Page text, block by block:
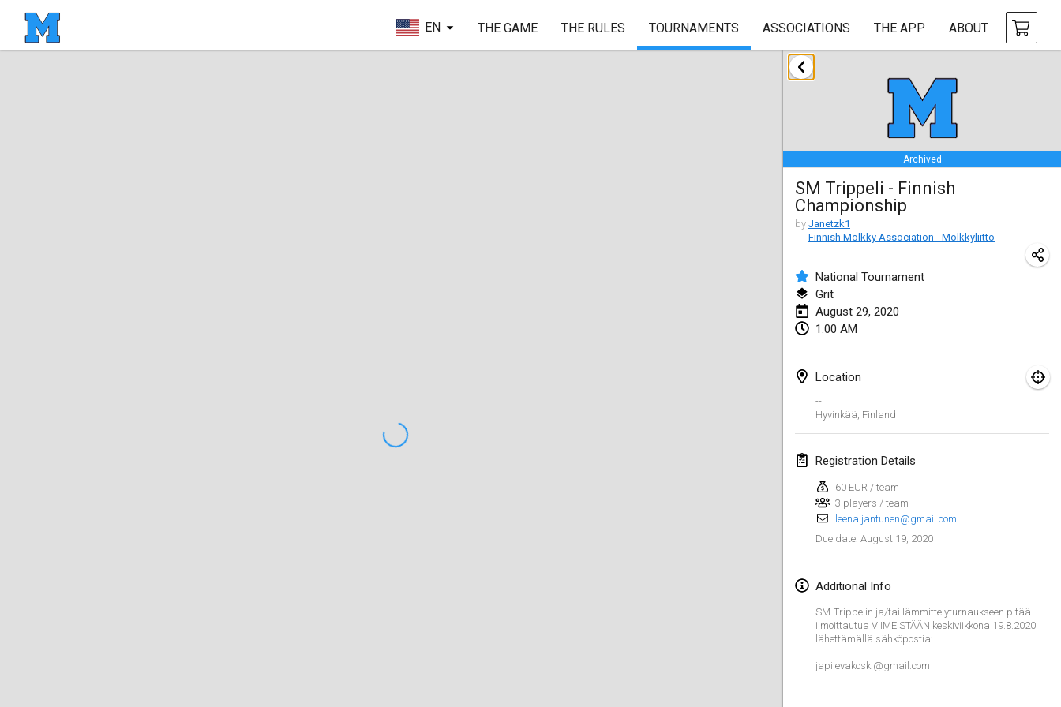
EN THE GAME THE RULES TOURNAMENTS ASSOCIATIONS THE APP ABOUT
Archived
SM Trippeli - Finnish
Championship
by Janetzk1
Finnish Mölkky Association - Mölkkyliitto
National Tournament
Grit
August 29, 2020
1:00 AM
Location
--
Hyvinkää Finland
Registration Details
60 EUR / team
3 players / team
leena.jantunen@gmail.com
Due date: August 19, 2020
Additional Info
SM-Trippelin ja/tai lämmittelyturnaukseen pitää
ilmoittautua VIIMEISTÄÄN keskiviikkona 19.8.2020
lähettämällä sähköpostia:
japi.evakoski@gmail.com
January 2020
New Year's Throw Mölkky
Jan 1, 2020| Czech Republic
Tournoi Mixte ASPTTOM
Jan 11, 2020 |France
Morukku tama League
Jan 12, 2020|Japan
Ystävyysturnaus
Jan 18, 2020
Individuel du Garo
Jan 19, 2020|France
Jan 25, 2020
Jan 25, 2020|France
February 2020
Open de l'Ourse
Möl'Krêpes
Feb 1, 2020|France
Liekki Cup